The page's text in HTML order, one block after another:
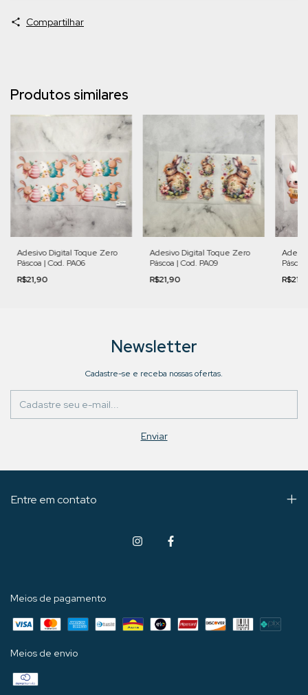
Compartilhar
Produtos similares
Adesivo Digital Toque Zero
Páscoa | Cod. PA06
R$21,90
Adesivo Digital Toque Zero
Páscoa | Cod. PA09
R$21,90
Newsletter
Cadastre-se e receba nossas ofertas.
Entre em contato
Meios de pagamento
Meios de envio